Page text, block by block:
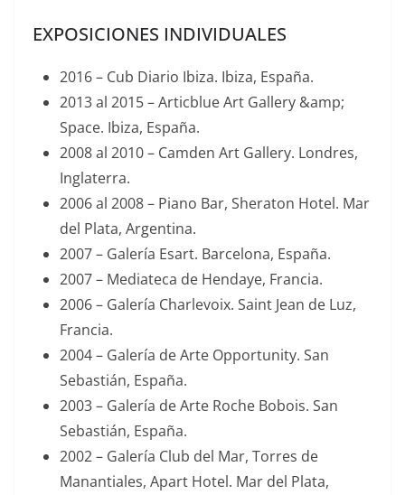
EXPOSICIONES INDIVIDUALES
2016 – Cub Diario Ibiza. Ibiza, España.
2013 al 2015 – Articblue Art Gallery &amp;
Space. Ibiza, España.
2008 al 2010 – Camden Art Gallery. Londres,
Inglaterra.
2006 al 2008 – Piano Bar, Sheraton Hotel. Mar
del Plata, Argentina.
2007 – Galería Esart. Barcelona, España.
2007 – Mediateca de Hendaye, Francia.
2006 – Galería Charlevoix. Saint Jean de Luz,
Francia.
2004 – Galería de Arte Opportunity. San
Sebastián, España.
2003 – Galería de Arte Roche Bobois. San
Sebastián, España.
2002 – Galería Club del Mar, Torres de
Manantiales, Apart Hotel. Mar del Plata,